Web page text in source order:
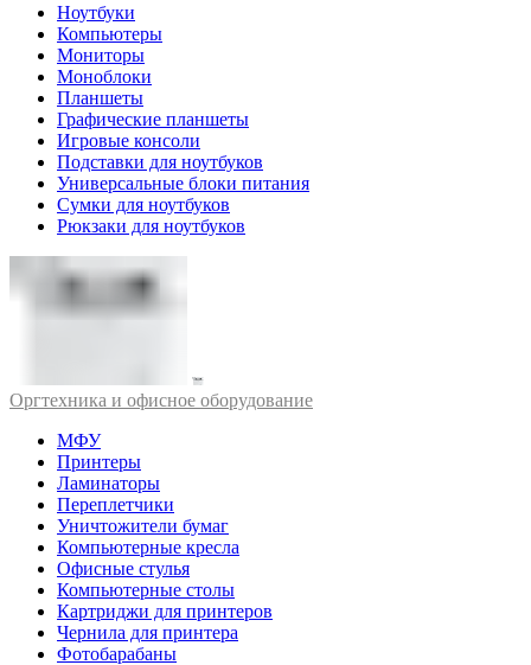
Ноутбуки
Компьютеры
Мониторы
Моноблоки
Планшеты
Графические планшеты
Игровые консоли
Подставки для ноутбуков
Универсальные блоки питания
Сумки для ноутбуков
Рюкзаки для ноутбуков
Оргтехника и офисное оборудование
МФУ
Принтеры
Ламинаторы
Переплетчики
Уничтожители бумаг
Компьютерные кресла
Офисные стулья
Компьютерные столы
Картриджи для принтеров
Чернила для принтера
Фотобарабаны